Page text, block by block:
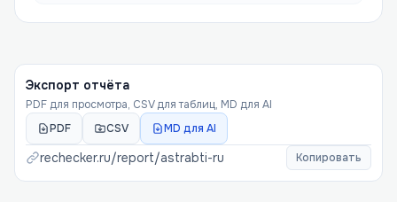
Экспорт отчёта
PDF для просмотра, CSV для таблиц, MD для AI
PDF
CSV MD для AI
rechecker.ru/report/astrabti-ru Копировать